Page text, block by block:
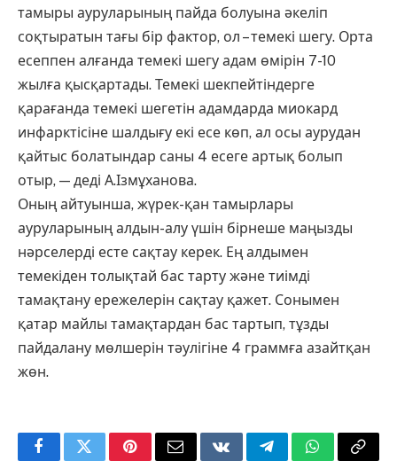
тамыры ауруларының пайда болуына әкеліп
соқтыратын тағы бір фактор, ол – темекі шегу. Орта
есеппен алғанда темекі шегу адам өмірін 7-10
жылға қысқартады. Темекі шекпейтіндерге
қарағанда темекі шегетін адамдарда миокард
инфарктісіне шалдығу екі есе көп, ал осы аурудан
қайтыс болатындар саны 4 есеге артық болып
отыр, — деді А.Ізмұханова.
Оның айтуынша, жүрек-қан тамырлары
ауруларының алдын-алу үшін бірнеше маңызды
нәрселерді есте сақтау керек. Ең алдымен
темекіден толықтай бас тарту және тиімді
тамақтану ережелерін сақтау қажет. Сонымен
қатар майлы тамақтардан бас тартып, тұзды
пайдалану мөлшерін тәулігіне 4 граммға азайтқан
жөн.
FacebookTwitterPinterestEmail VKontakteTelegramWhatsApp
Copy